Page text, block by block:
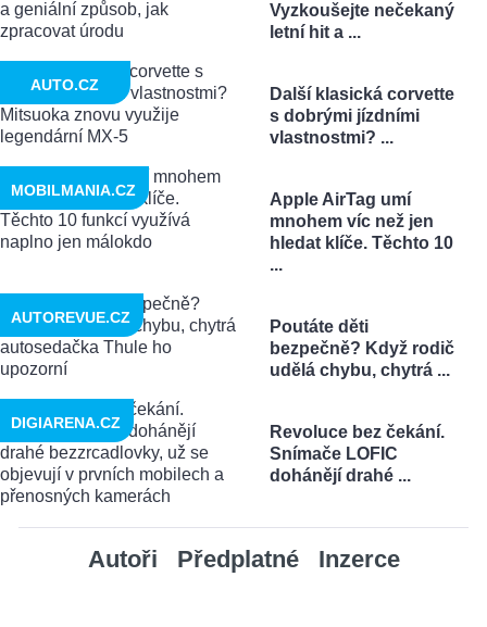
Vyzkoušejte nečekaný
letní hit a ...
Další klasická corvette
s dobrými jízdními
vlastnostmi? ...
AUTO.CZ
Apple AirTag umí
mnohem víc než jen
hledat klíče. Těchto 10
...
MOBILMANIA.CZ
Poutáte děti
bezpečně? Když rodič
udělá chybu, chytrá ...
AUTOREVUE.CZ
Revoluce bez čekání.
Snímače LOFIC
dohánějí drahé ...
DIGIARENA.CZ
Autoři Předplatné Inzerce